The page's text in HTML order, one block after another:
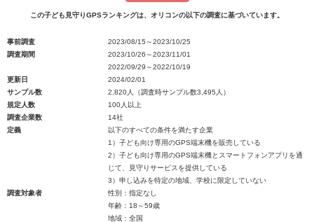
この子ども見守りGPSランキングは、オリコンの以下の調査に基づいています。
事前調査
2023/08/15～2023/10/25
調査期間
2023/10/26～2023/11/01
2022/09/29～2022/10/19
更新日
2024/02/01
サンプル数
2,820人（調査時サンプル数3,495人）
規定人数
100人以上
調査企業数
14社
定義
以下のすべての条件を満たす企業
1）子ども向け専用のGPS端末機を販売している
2）子ども向け専用のGPS端末機とスマートフォンアプリを通
じて、見守りサービスを提供している
3）申し込みを特定の地域、学校に限定していない
調査対象者
性別：指定なし
年齢：18～59歳
地域：全国